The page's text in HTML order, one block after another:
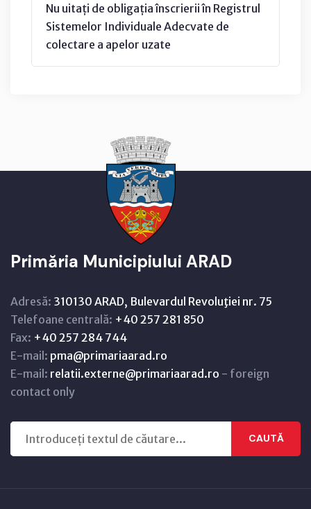
Nu uitați de obligația înscrierii în Registrul
Sistemelor Individuale Adecvate de
colectare a apelor uzate
Primăria Municipiului ARAD
Adresă: 310130 ARAD, Bulevardul Revoluţiei nr. 75
Telefoane centrală: +40 257 281 850
Fax: +40 257 284 744
E-mail: pma@primariaarad.ro
E-mail: relatii.externe@primariaarad.ro - foreign
contact only
CAUTĂ